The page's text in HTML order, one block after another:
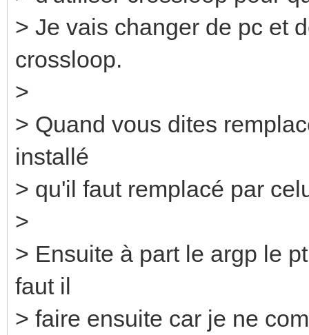
> Je vais changer de pc et
crossloop.
>
> Quand vous dites
installé
> qu'il faut remplacé par
>
> Ensuite à part le argp le
faut il
> faire ensuite car je ne